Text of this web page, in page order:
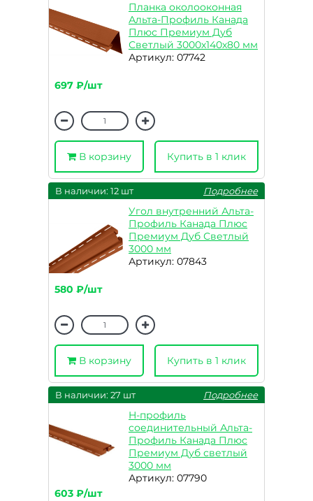
Планка околооконная
Альта-Профиль Канада
Плюс Премиум Дуб
Светлый 3000х140х80 мм
Артикул: 07742
697 ₽/шт
В корзину Купить в 1 клик
В наличии: 12 шт Подробнее
Угол внутренний Альта-
Профиль Канада Плюс
Премиум Дуб Светлый
3000 мм
Артикул: 07843
580 ₽/шт
В корзину Купить в 1 клик
В наличии: 27 шт Подробнее
H-профиль
соединительный Альта-
Профиль Канада Плюс
Премиум Дуб светлый
3000 мм
Артикул: 07790
603 ₽/шт